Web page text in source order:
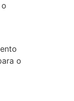
o